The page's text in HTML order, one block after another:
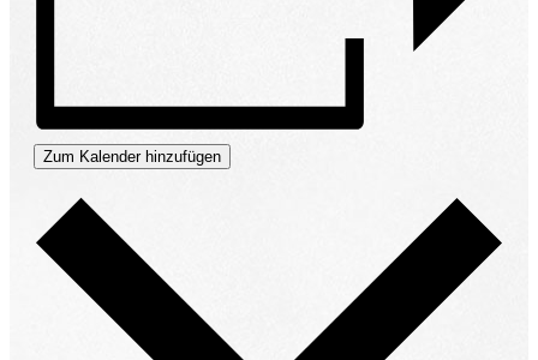
Zum Kalender hinzufügen